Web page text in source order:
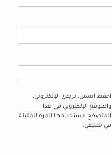
احفظ اسمي، بريدي الإلكتروني،
والموقع الإلكتروني في هذا
المتصفح لاستخدامها المرة المقبلة
في تعليقي.